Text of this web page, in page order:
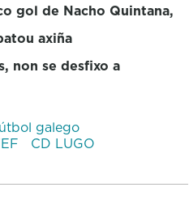
gol de Nacho Quintana,
axiña
non se desfixo a
galego
CD LUGO